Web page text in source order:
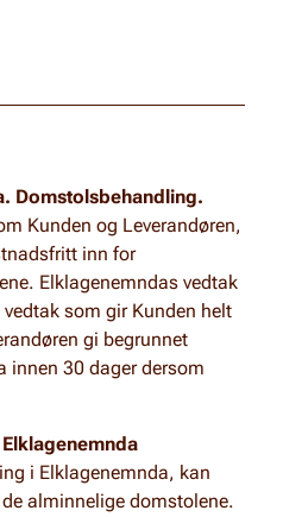
Domstolsbehandling.
Kunden og Leverandøren,
inn for
Elklagenemndas vedtak
som gir Kunden helt
gi begrunnet
innen 30 dager dersom
i Elklagenemnda, kan
alminnelige domstolene.